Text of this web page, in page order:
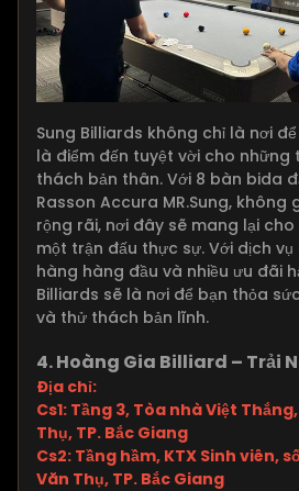
Sung Billiards không chỉ là nơi
là điểm đến tuyệt vời cho những
thách bản thân. Với 8 bàn bida
Rasson Accura MR.Sung,
rộng rãi, nơi đây sẽ mang lại
một trận đấu thực sự. Với dịch
hàng hàng đầu và nhiều ưu đãi
Billiards sẽ là nơi để bạn thỏa
và thử thách bản lĩnh.
4. Hoàng Gia Billiard – Trải
Địa chỉ:
Cs1: Tầng 3, Tòa nhà Việt
Thụ, TP. Bắc Giang
Cs2: Tầng hầm, KTX Sinh viên,
Văn Thụ, TP. Bắc Giang